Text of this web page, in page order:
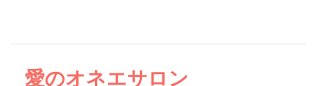
愛のオネエサロン